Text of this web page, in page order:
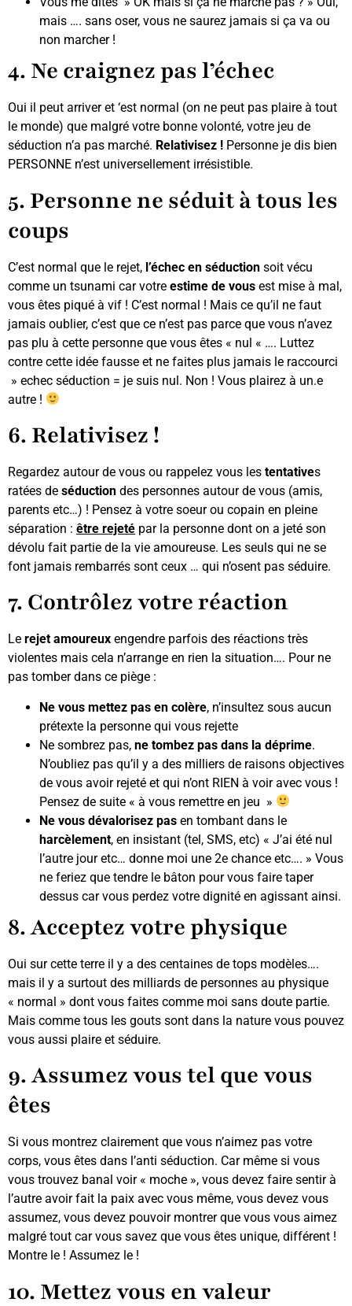
mais …. sans oser, vous ne saurez jamais si ça va ou
non marcher !
4. Ne craignez pas l’échec
Oui il peut arriver et ‘est normal (on ne peut pas plaire à tout
le monde) que malgré votre bonne volonté, votre jeu de
séduction n’a pas marché. Relativisez ! Personne je dis bien
PERSONNE n’est universellement irrésistible.
5. Personne ne séduit à tous les
coups
C’est normal que le rejet, l’échec en séduction soit vécu
comme un tsunami car votre estime de vous est mise à mal,
vous êtes piqué à vif ! C’est normal ! Mais ce qu’il ne faut
jamais oublier, c’est que ce n’est pas parce que vous n’avez
pas plu à cette personne que vous êtes « nul « …. Luttez
contre cette idée fausse et ne faites plus jamais le raccourci
» echec séduction = je suis nul. Non ! Vous plairez à un.e
autre !
6. Relativisez !
Regardez autour de vous ou rappelez vous les tentatives
ratées de séduction des personnes autour de vous (amis,
parents etc…) ! Pensez à votre soeur ou copain en pleine
séparation : être rejeté par la personne dont on a jeté son
dévolu fait partie de la vie amoureuse. Les seuls qui ne se
font jamais rembarrés sont ceux … qui n’osent pas séduire.
7. Contrôlez votre réaction
Le rejet amoureux engendre parfois des réactions très
violentes mais cela n’arrange en rien la situation…. Pour ne
pas tomber dans ce piège :
Ne vous mettez pas en colère, n’insultez sous aucun
prétexte la personne qui vous rejette
Ne sombrez pas, ne tombez pas dans la déprime.
N’oubliez pas qu’il y a des milliers de raisons objectives
de vous avoir rejeté et qui n’ont RIEN à voir avec vous !
Pensez de suite « à vous remettre en jeu »
Ne vous dévalorisez pas en tombant dans le
harcèlement, en insistant (tel, SMS, etc) « J’ai été nul
l’autre jour etc… donne moi une 2e chance etc…. » Vous
ne feriez que tendre le bâton pour vous faire taper
dessus car vous perdez votre dignité en agissant ainsi.
8. Acceptez votre physique
Oui sur cette terre il y a des centaines de tops modèles….
mais il y a surtout des milliards de personnes au physique
« normal » dont vous faites comme moi sans doute partie.
Mais comme tous les gouts sont dans la nature vous pouvez
vous aussi plaire et séduire.
9. Assumez vous tel que vous
êtes
Si vous montrez clairement que vous n’aimez pas votre
corps, vous êtes dans l’anti séduction. Car même si vous
vous trouvez banal voir « moche », vous devez faire sentir à
l’autre avoir fait la paix avec vous même, vous devez vous
assumez, vous devez pouvoir montrer que vous vous aimez
malgré tout car vous savez que vous êtes unique, différent !
Montre le ! Assumez le !
10. Mettez vous en valeur